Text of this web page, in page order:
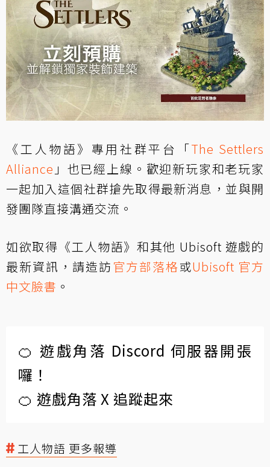
《工人物語》專用社群平台「The Settlers
Alliance 」也已經上線。歡迎新玩家和老玩家
一起加入這個社群搶先取得最新消息，並與開
發團隊直接溝通交流。
如欲取得《工人物語》和其他 Ubisoft 遊戲的
最新資訊，請造訪 官方部落格或Ubisoft 官方
中文臉書 。
🍊 遊戲角落 Discord 伺服器開張
囉！
🍊 遊戲角落 X 追蹤起來
工人物語 更多報導